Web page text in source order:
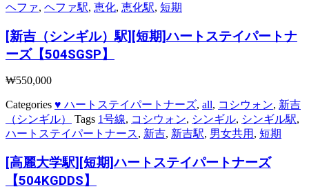
ヘファ, ヘファ駅, 恵化, 恵化駅, 短期
[新吉（シンギル）駅][短期]ハートステイパートナ
ーズ【504SGSP】
₩550,000
Categories ♥ ハートステイパートナーズ, all, コシウォン, 新吉
（シンギル）
Tags 1号線, コシウォン, シンギル, シンギル駅,
ハートステイパートナース, 新吉, 新吉駅, 男女共用 , 短期
[高麗大学駅][短期]ハートステイパートナーズ
【504KGDDS】